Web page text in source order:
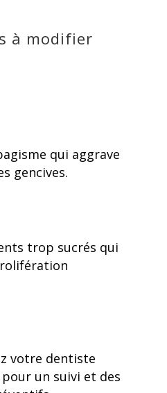
à modifier
qui aggrave
gencives.
trop sucrés qui
votre dentiste
un suivi et des